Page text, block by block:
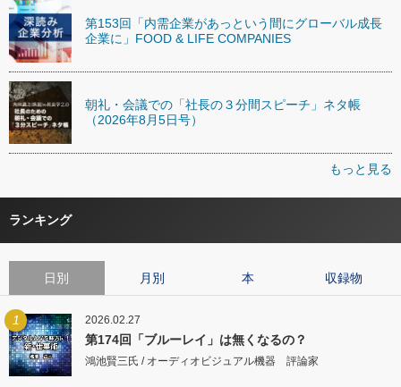
第153回「内需企業があっという間にグローバル成長
企業に」FOOD & LIFE COMPANIES
朝礼・会議での「社長の３分間スピーチ」ネタ帳
（2026年8月5日号）
もっと見る
ランキング
日別 月別 本 収録物
1 2026.02.27
第174回「ブルーレイ」は無くなるの？
鴻池賢三氏 / オーディオビジュアル機器 評論家